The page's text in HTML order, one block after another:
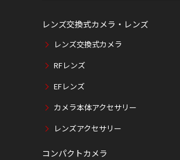
レンズ交換式カメラ・レンズ
レンズ交換式カメラ
RFレンズ
EFレンズ
カメラ本体アクセサリー
レンズアクセサリー
コンパクトカメラ